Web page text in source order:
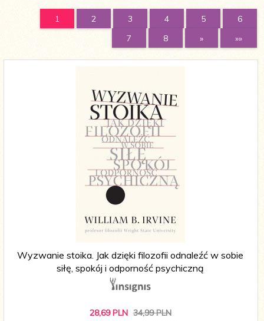
1 2 3 4 5
6
7
8 » »»
Wyzwanie stoika. Jak dzięki filozofii odnaleźć w sobie
siłę, spokój i odporność psychiczną
28,69 PLN 34,99 PLN